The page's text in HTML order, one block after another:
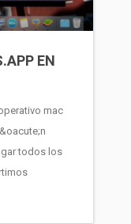
EN
mac
todos los